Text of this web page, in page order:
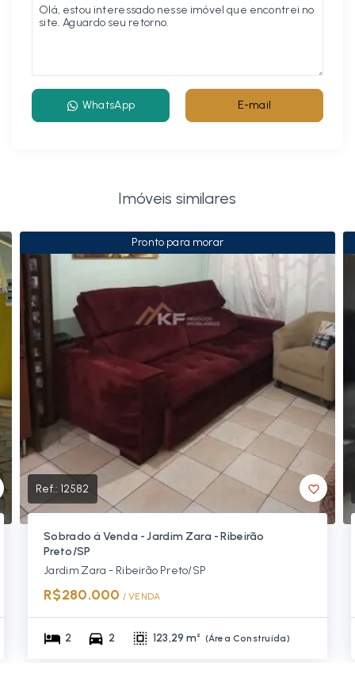
WhatsApp E-mail
Imóveis similares
Pronto para morar
Ref.: 12582
Sobrado á Venda - Jardim Zara - Ribeirão
Preto/SP
Jardim Zara - Ribeirão Preto/SP
R$280.000 / VENDA
2 2 123,29 m² (Área Construída)